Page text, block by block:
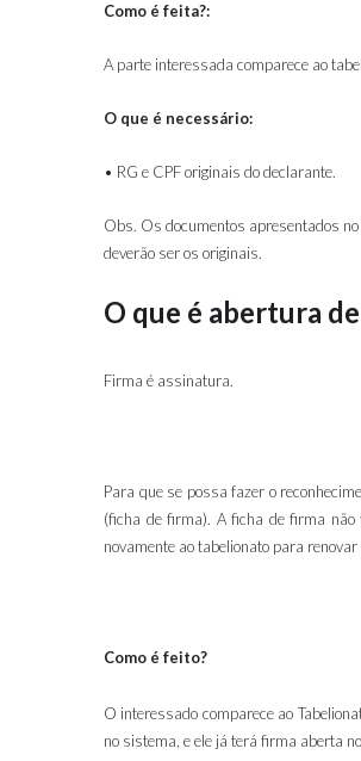
Como é feita?:
A parte interessada comparece ao
O que é necessário:
• RG e CPF originais do declarante.
Obs. Os documentos apresentados
deverão ser os originais.
O que é abertura
Firma é assinatura.
Para que se possa fazer o
(ficha de firma). A ficha de firma
novamente ao tabelionato para
Como é feito?
O interessado comparece ao
no sistema, e ele já terá firma aberta